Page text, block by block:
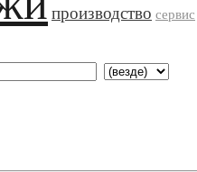
производство сервис